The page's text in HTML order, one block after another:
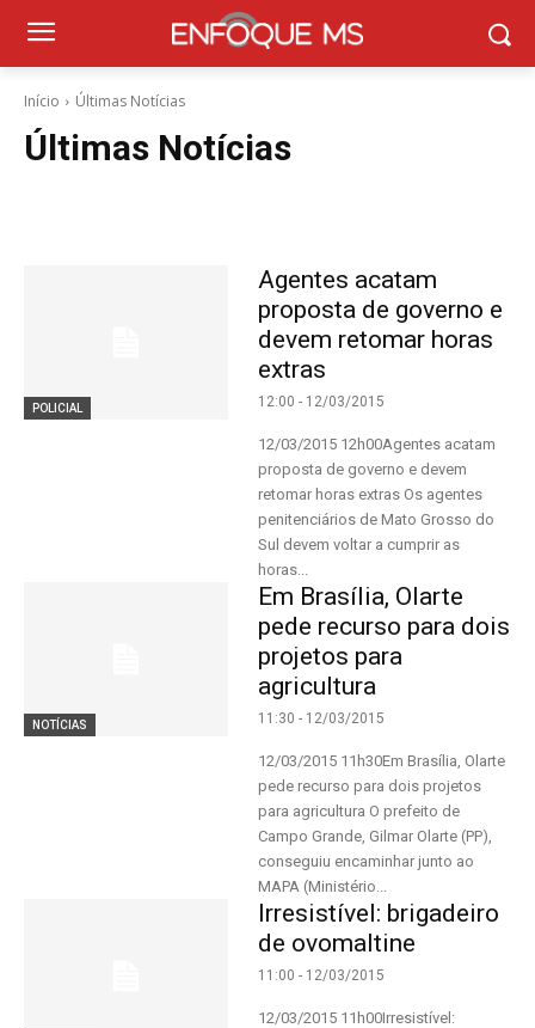
Início Últimas Notícias
Últimas Notícias
POLICIAL
Agentes acatam
proposta de governo e
devem retomar horas
extras
12:00 - 12/03/2015
12/03/2015 12h00Agentes acatam
proposta de governo e devem
retomar horas extras Os agentes
penitenciários de Mato Grosso do
Sul devem voltar a cumprir as
horas...
NOTÍCIAS
Em Brasília, Olarte
pede recurso para dois
projetos para
agricultura
11:30 - 12/03/2015
12/03/2015 11h30Em Brasília, Olarte
pede recurso para dois projetos
para agricultura O prefeito de
Campo Grande, Gilmar Olarte (PP),
conseguiu encaminhar junto ao
MAPA (Ministério...
Irresistível: brigadeiro
de ovomaltine
11:00 - 12/03/2015
12/03/2015 11h00Irresistível: